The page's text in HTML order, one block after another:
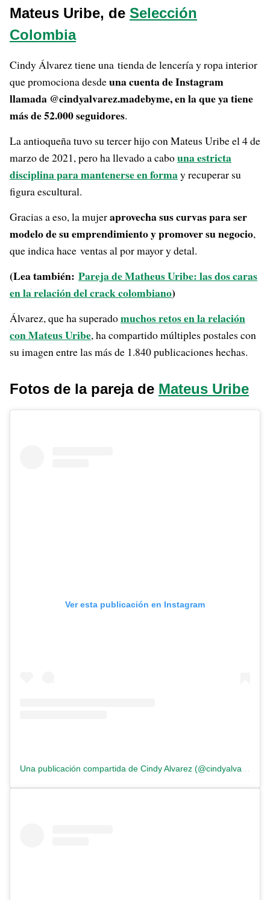
Mateus Uribe, de Selección
Colombia
Cindy Álvarez tiene una tienda de lencería y ropa interior
que promociona desdeuna cuenta de Instagram
llamada @cindyalvarez.madebyme, en la que ya tiene
más de 52.000 seguidores.
La antioqueña tuvo su tercer hijo con Mateus Uribe el 4 de
marzo de 2021, pero ha llevado a cabouna estricta
disciplina para mantenerse en formay recuperar su
figura escultural.
Gracias a eso, la mujeraprovecha sus curvas para ser
modelo de su emprendimiento y promover su negocio,
que indica hace ventas al por mayor y detal.
(Lea también: Pareja de Matheus Uribe: las dos caras
en la relación del crack colombiano)
Álvarez, que ha superadomuchos retos en la relación
con Mateus Uribe, ha compartido múltiples postales con
su imagen entre las más de 1.840 publicaciones hechas.
Fotos de la pareja de Mateus Uribe
Ver esta publicación en Instagram